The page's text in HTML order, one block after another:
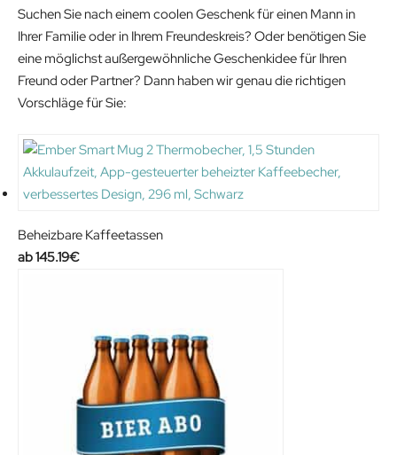
a
s
:
4
2
9
0
€
:
3
7
.
€
.
Suchen Sie nach einem coolen Geschenk für einen Mann in
Ihrer Familie oder in Ihrem Freundeskreis? Oder benötigen Sie
eine möglichst außergewöhnliche Geschenkidee für Ihren
Freund oder Partner? Dann haben wir genau die richtigen
Vorschläge für Sie:
Beheizbare Kaffeetassen
145.19€